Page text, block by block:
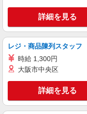
詳細を見る
レジ・商品陳列スタッフ
時給 1,300円
大阪市中央区
詳細を見る